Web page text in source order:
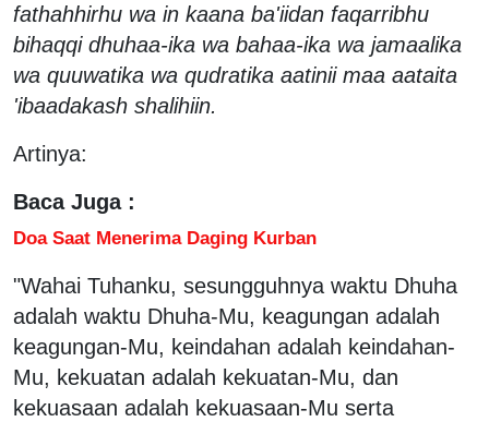
fathahhirhu wa in kaana ba'iidan faqarribhu
bihaqqi dhuhaa-ika wa bahaa-ika wa jamaalika
wa quuwatika wa qudratika aatinii maa aataita
'ibaadakash shalihiin.
Artinya:
Baca Juga :
Doa Saat Menerima Daging Kurban
"Wahai Tuhanku, sesungguhnya waktu Dhuha
adalah waktu Dhuha-Mu, keagungan adalah
keagungan-Mu, keindahan adalah keindahan-
Mu, kekuatan adalah kekuatan-Mu, dan
kekuasaan adalah kekuasaan-Mu serta